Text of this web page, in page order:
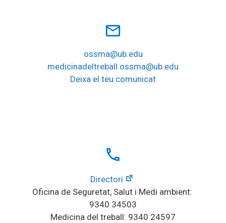
mail_outline
ossma@ub.edu
medicinadeltreball.ossma@ub.edu
Deixa el teu comunicat
local_phone
Directori
Oficina de Seguretat, Salut i Medi ambient:
9340 34503
Medicina del treball: 9340 24597